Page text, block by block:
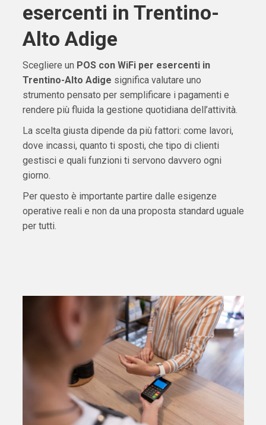
esercenti in Trentino-
Alto Adige
Scegliere un POS con WiFi per esercenti in
Trentino-Alto Adige significa valutare uno
strumento pensato per semplificare i pagamenti e
rendere più fluida la gestione quotidiana dell’attività.
La scelta giusta dipende da più fattori: come lavori,
dove incassi, quanto ti sposti, che tipo di clienti
gestisci e quali funzioni ti servono davvero ogni
giorno.
Per questo è importante partire dalle esigenze
operative reali e non da una proposta standard uguale
per tutti.